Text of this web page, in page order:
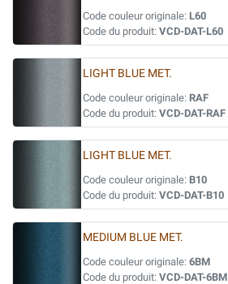
Code couleur originale: L60
Code du produit: VCD-DAT-L60
LIGHT BLUE MET.
Code couleur originale: RAF
Code du produit: VCD-DAT-RAF
LIGHT BLUE MET.
Code couleur originale: B10
Code du produit: VCD-DAT-B10
MEDIUM BLUE MET.
Code couleur originale: 6BM
Code du produit: VCD-DAT-6BM